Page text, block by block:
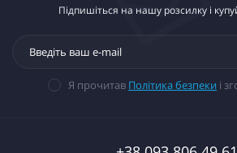
Підпишіться на нашу розсилку і
Я прочитав Політика безпеки і